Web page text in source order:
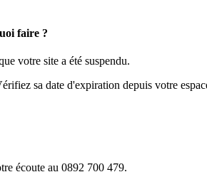
faire ?
votre site a été suspendu.
sa date d'expiration depuis votre
écoute au 0892 700 479.